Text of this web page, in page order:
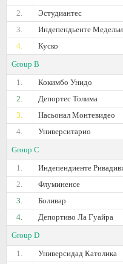
2.
Эстудиантес
3.
Индепендьенте
4.
Куско
Group B
1.
Кокимбо Унидо
2.
Депортес Толима
3.
Насьонал Монтевидео
4.
Университарио
Group C
1.
Индепендиенте
2.
Флуминенсе
3.
Боливар
4.
Депортиво Ла Гуайра
Group D
1.
Универсидад Католика